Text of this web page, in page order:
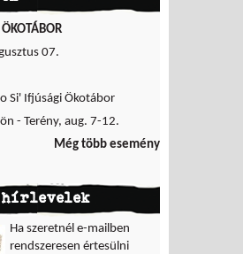
ÖKOTÁBOR
07.
Si' Ifjúsági Ökotábor
- Terény, aug. 7-12.
Még több esemény
hírlevelek
Ha szeretnél e-mailben
rendszeresen értesülni